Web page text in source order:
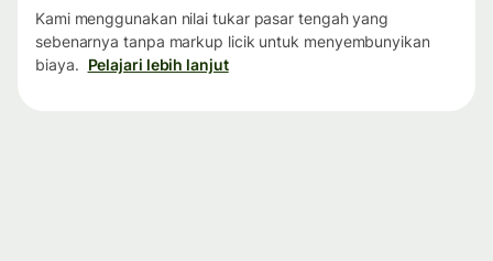
Kami menggunakan nilai tukar pasar tengah yang
sebenarnya tanpa markup licik untuk menyembunyikan
biaya. Pelajari lebih lanjut